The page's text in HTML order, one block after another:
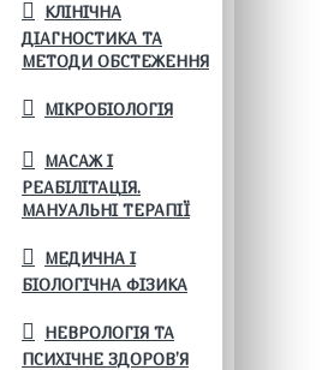
КЛІНІЧНА
ДІАГНОСТИКА ТА
МЕТОДИ ОБСТЕЖЕННЯ
МІКРОБІОЛОГІЯ
МАСАЖ І
РЕАБІЛІТАЦІЯ.
МАНУАЛЬНІ ТЕРАПІЇ
МЕДИЧНА І
БІОЛОГІЧНА ФІЗИКА
НЕВРОЛОГІЯ ТА
ПСИХІЧНЕ ЗДОРОВ’Я